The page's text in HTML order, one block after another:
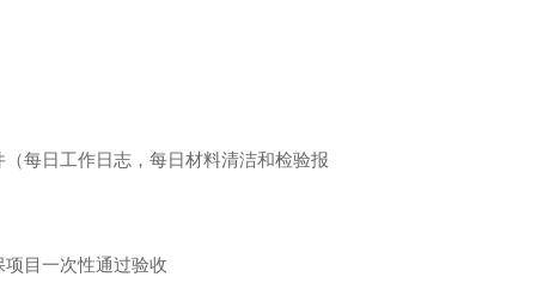
每日工作日志，每日材料清洁和检验报
目一次性通过验收